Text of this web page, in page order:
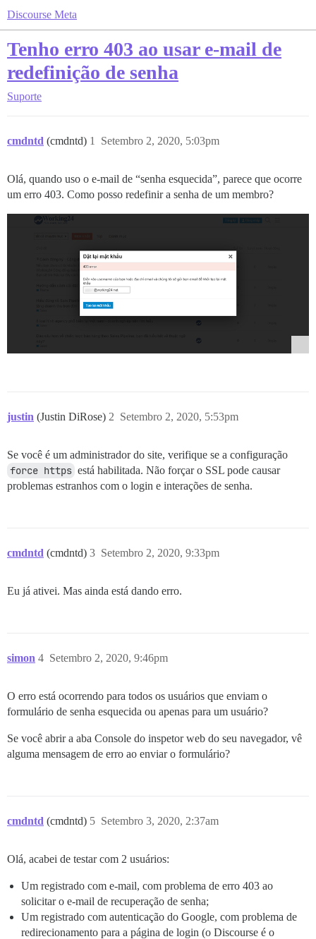
Discourse Meta
Tenho erro 403 ao usar e-mail de
redefinição de senha
Suporte
cmdntd (cmdntd) Setembro 2, 2020, 5:03pm
1
Olá, quando uso o e-mail de “senha esquecida”, parece que ocorre
um erro 403. Como posso redefinir a senha de um membro?
justin (Justin DiRose) Setembro 2, 2020, 5:53pm
2
Se você é um administrador do site, verifique se a configuração
force https está habilitada. Não forçar o SSL pode causar
problemas estranhos com o login e interações de senha.
cmdntd (cmdntd) Setembro 2, 2020, 9:33pm
3
Eu já ativei. Mas ainda está dando erro.
simon Setembro 2, 2020, 9:46pm
4
O erro está ocorrendo para todos os usuários que enviam o
formulário de senha esquecida ou apenas para um usuário?
Se você abrir a aba Console do inspetor web do seu navegador, vê
alguma mensagem de erro ao enviar o formulário?
cmdntd (cmdntd) Setembro 3, 2020, 2:37am
5
Olá, acabei de testar com 2 usuários:
Um registrado com e-mail, com problema de erro 403 ao
solicitar o e-mail de recuperação de senha;
Um registrado com autenticação do Google, com problema de
redirecionamento para a página de login (o Discourse é o